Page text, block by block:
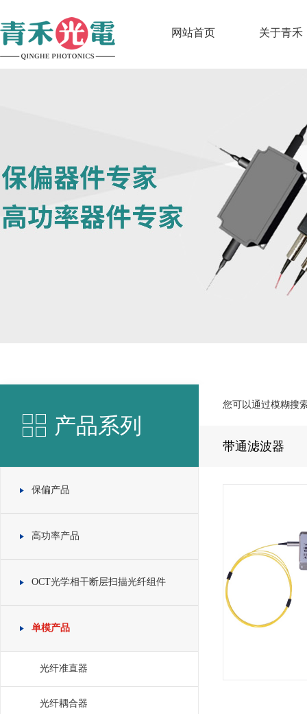
网站首页 关于青禾
产品系列
保偏产品
高功率产品
OCT光学相干断层扫描光纤组件
单模产品
光纤准直器
光纤耦合器
您可以通过模糊搜
带通滤波器